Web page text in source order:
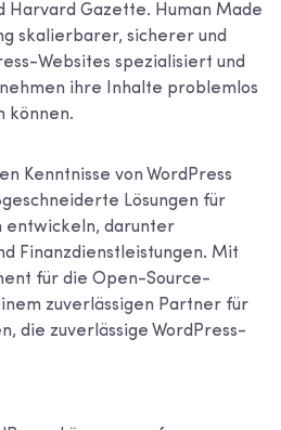
Harvard Gazette. Human Made
skalierbarer, sicherer und
Websites spezialisiert und
ihre Inhalte problemlos
können.
Kenntnisse von WordPress
Lösungen für
entwickeln, darunter
Finanzdienstleistungen. Mit
für die Open-Source-
zuverlässigen Partner für
die zuverlässige WordPress-